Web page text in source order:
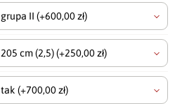
grupa II (+600,00 zł)
205 cm(2,5)(+250,00 zł)
tak (+700,00 zł)